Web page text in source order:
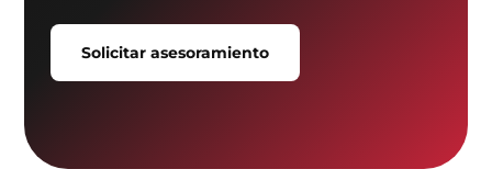
Solicitar asesoramiento